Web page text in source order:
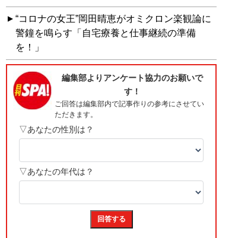
“コロナの女王”岡田晴恵がオミクロン楽観論に
警鐘を鳴らす「自宅療養と仕事継続の準備
を！」